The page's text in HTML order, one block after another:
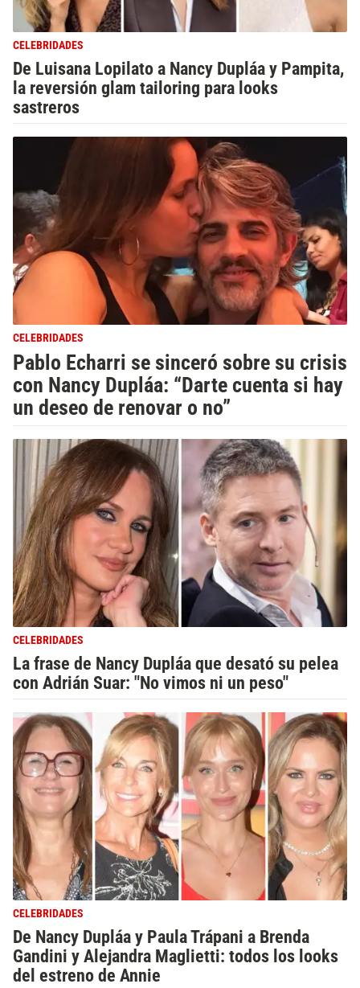
CELEBRIDADES
De Luisana Lopilato a Nancy Dupláa y Pampita,
la reversión glam tailoring para looks
sastreros
CELEBRIDADES
Pablo Echarri se sinceró sobre su crisis
con Nancy Dupláa: “Darte cuenta si hay
un deseo de renovar o no”
CELEBRIDADES
La frase de Nancy Dupláa que desató su pelea
con Adrián Suar: "No vimos ni un peso"
CELEBRIDADES
De Nancy Dupláa y Paula Trápani a Brenda
Gandini y Alejandra Maglietti: todos los looks
del estreno de Annie